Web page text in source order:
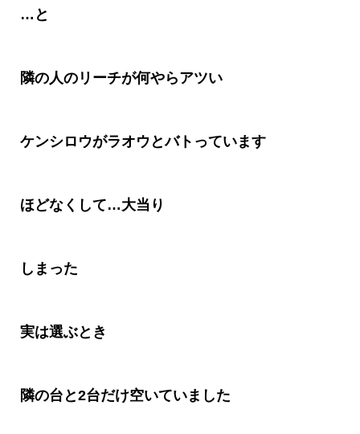
… と
隣の人のリーチが何やらアツい
ケンシロウがラオウとバトっています
ほどなくして…大当り
しまった
実は選ぶとき
隣の台と2台だけ空いていました